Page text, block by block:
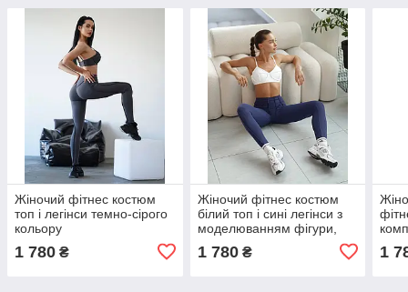
Жіночий фітнес костюм
топ і легінси темно-сірого
кольору
1 780 ₴
Жіночий фітнес костюм
білий топ і сині легінси з
моделюванням фігури,
1 780₴ 1